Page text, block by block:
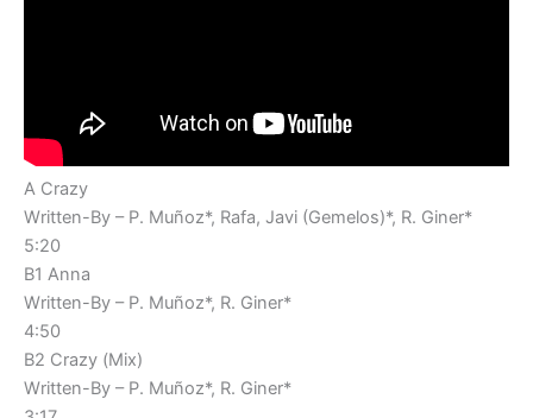
A Crazy
Written-By – P. Muñoz*, Rafa, Javi (Gemelos)*, R. Giner*
5:20
B1 Anna
Written-By – P. Muñoz*, R. Giner*
4:50
B2 Crazy (Mix)
Written-By – P. Muñoz*, R. Giner*